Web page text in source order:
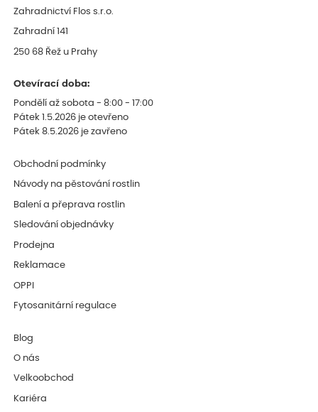
Zahradnictví Flos s.r.o.
Zahradní 141
250 68 Řež u Prahy
Otevírací doba:
Pondělí až sobota - 8:00 - 17:00
Pátek 1.5.2026 je otevřeno
Pátek 8.5.2026 je zavřeno
Obchodní podmínky
Návody na pěstování rostlin
Balení a přeprava rostlin
Sledování objednávky
Prodejna
Reklamace
OPPI
Fytosanitární regulace
Blog
O nás
Velkoobchod
Kariéra